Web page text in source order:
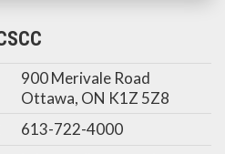
900 Merivale Road
Ottawa, ON K1Z 5Z8
613-722-4000